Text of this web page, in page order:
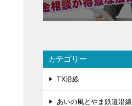
カテゴリー
TX沿線
あいの風とやま鉄道沿線